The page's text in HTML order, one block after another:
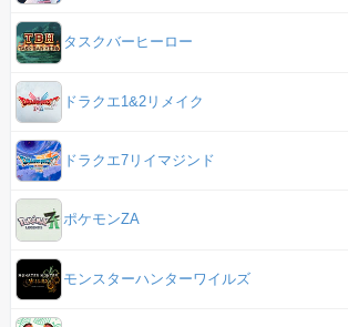
タスクバーヒーロー
ドラクエ1&2リメイク
ドラクエ7リイマジンド
ポケモンZA
モンスターハンターワイルズ